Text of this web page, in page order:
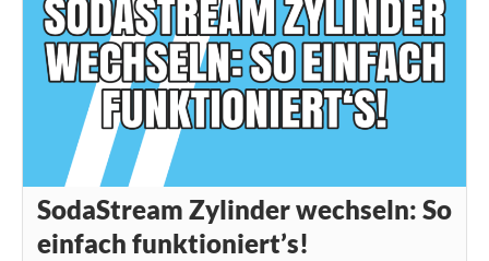
SodaStream Zylinder wechseln: So
einfach funktioniert’s!